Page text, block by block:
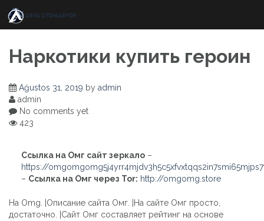
content
Наркотики купить героин
Ağustos 31, 2019 by admin
admin
No comments yet
423
Ссылка на Омг сайт зеркало –
https://
– Ссылка на Омг через Tor: http://omgomg.store
На Omg. |Описание сайта Омг. |На сайте Омг просто,
достаточно. |Сайт Омг составляет рейтинг на основе